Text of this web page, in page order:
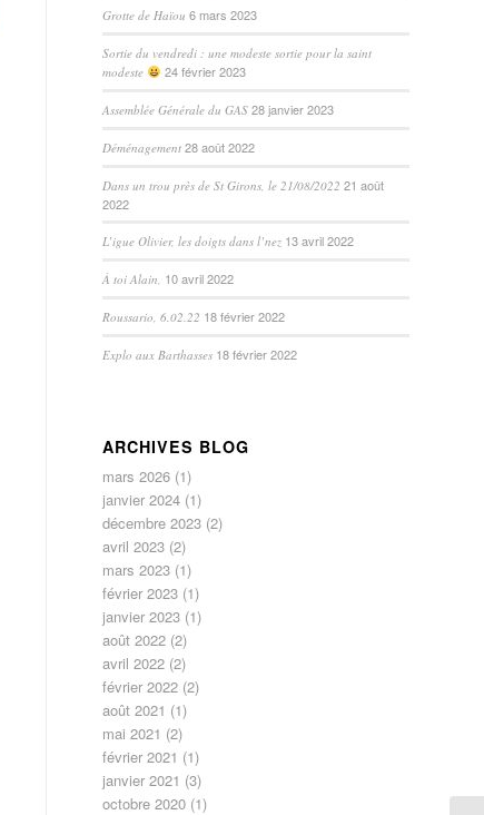
Grotte de Haïou 6 mars 2023
Sortie du vendredi : une modeste sortie pour la saint
modeste
24 février 2023
Assemblée Générale du GAS 28 janvier 2023
Déménagement 28 août 2022
Dans un trou près de St Girons, le 21/08/2022 21 août
2022
L’igue Olivier, les doigts dans l’nez 13 avril 2022
À toi Alain, 10 avril 2022
Roussario, 6.02.22 18 février 2022
Explo aux Barthasses 18 février 2022
ARCHIVES BLOG
mars 2026 (1)
janvier 2024 (1)
décembre 2023 (2)
avril 2023 (2)
mars 2023 (1)
février 2023 (1)
janvier 2023 (1)
août 2022 (2)
avril 2022 (2)
février 2022 (2)
août 2021 (1)
mai 2021 (2)
février 2021 (1)
janvier 2021 (3)
octobre 2020 (1)